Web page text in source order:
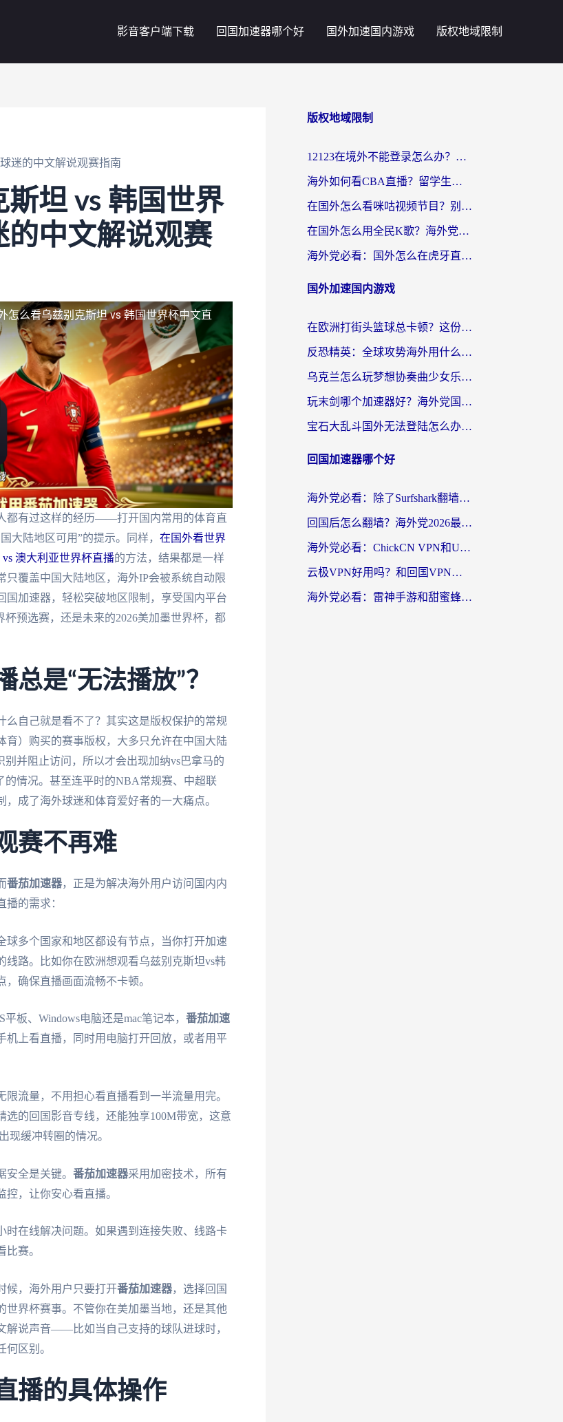
影音客户端下载 回国加速器哪个好 国外加速国内游戏 版权地域限制
迷的中文解说观赛指南
坦 vs 韩国世界
中文解说观赛
怎么看乌兹别克斯坦 vs 韩国世界杯中文直
都有过这样的经历——打开国内常用的体育直
大陆地区可用”的提示。同样， 在国外看世界
澳大利亚世界杯直播的方法，结果都是一样
覆盖中国大陆地区，海外IP会被系统自动限
加速器，轻松突破地区限制，享受国内平台
预选赛，还是未来的2026美加墨世界杯，都
是“无法播放”？
自己就是看不了？其实这是版权保护的常规
）购买的赛事版权，大多只允许在中国大陆
并阻止访问，所以才会出现加纳vs巴拿马的
的情况。甚至连平时的NBA常规赛、中超联
成了海外球迷和体育爱好者的一大痛点。
赛不再难
番茄加速器，正是为解决海外用户访问国内内
的需求：
球多个国家和地区都设有节点，当你打开加速
路。比如你在欧洲想观看乌兹别克斯坦vs韩
确保直播画面流畅不卡顿。
板、Windows电脑还是mac笔记本， 番茄加速
上看直播，同时用电脑打开回放，或者用平
限流量，不用担心看直播看到一半流量用完。
的回国影音专线，还能独享100M带宽，这意
现缓冲转圈的情况。
全是关键。 番茄加速器采用加密技术，所有
，让你安心看直播。
时在线解决问题。如果遇到连接失败、线路卡
赛。
候，海外用户只要打开番茄加速器，选择回国
世界杯赛事。不管你在美加墨当地，还是其他
解说声音——比如当自己支持的球队进球时，
区别。
播的具体操作
版权地域限制
12123在境外不能登录怎么办？海外党亲测有效的回国加速方案
海外如何看CBA直播？留学生亲测有效的体育赛事观看指南
在国外怎么看咪咕视频节目？别让地域限制挡住你的追剧自由
在国外怎么用全民K歌？海外党亲测不卡顿的回国加速秘籍
海外党必看：国外怎么在虎牙直播不卡顿？附腾讯视频网易云音乐解决方案
国外加速国内游戏
在欧洲打街头篮球总卡顿？这份加速器选择指南帮你解决延迟难题
反恐精英：全球攻势海外用什么加速器登录？海外党国服游戏畅玩指南
乌克兰怎么玩梦想协奏曲少女乐团派对？海外党国服游戏加速全攻略（附欧洲重生细胞荒野行动不卡技巧）
玩末剑哪个加速器好？海外党国服游戏畅玩终极指南（附3款热门游戏实测）
宝石大乱斗国外无法登陆怎么办？海外玩家专属加速指南（附穿越火线原野传说解决方案）
回国加速器哪个好
海外党必看：除了Surfshark翻墙回国，这些加速器选择技巧你真的懂吗？
回国后怎么翻墙？海外党2026最新无缝访问国内资源全攻略（附对比实测）
海外党必看：ChickCN VPN和UfunR VPN对比哪个回国效果更好？附实用选择指南
云极VPN好用吗？和回国VPN对比哪个回国效果更好？海外党亲测避坑指南
海外党必看：雷神手游和甜蜜蜂好用吗？3步选对回国加速器无缝刷国内资源